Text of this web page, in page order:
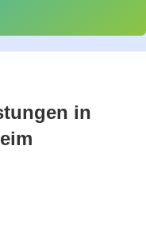
in